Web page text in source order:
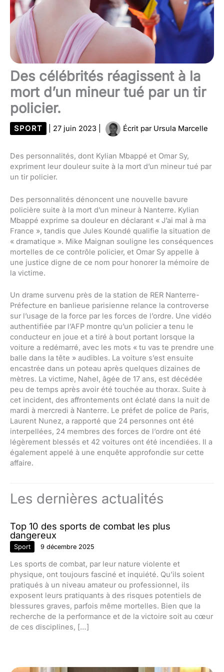
Des célébrités réagissent à la
mort d’un mineur tué par un tir
policier.
SPORT 27 juin 2023 Écrit par Ursula Marcelle
Des personnalités, dont Kylian Mbappé et Omar Sy,
expriment leur douleur suite à la mort d’un mineur tué par
un tir policier.
Des personnalités dénoncent une nouvelle bavure
policière suite à la mort d’un mineur à Nanterre. Kylian
Mbappé exprime sa douleur en déclarant « J’ai mal à ma
France », tandis que Jules Koundé qualifie la situation de
« dramatique ». Mike Maignan souligne les conséquences
mortelles de ce contrôle policier, et Omar Sy appelle à
une justice digne de ce nom pour honorer la mémoire de
la victime.
Un drame survenu près de la station de RER Nanterre-
Préfecture en banlieue parisienne relance la controverse
sur l’usage de la force par les forces de l’ordre. Une vidéo
authentifiée par l’AFP montre qu’un policier a tenu le
conducteur en joue et a tiré à bout portant lorsque la
voiture a redémarré, avec les mots « tu vas te prendre une
balle dans la tête » audibles. La voiture s’est ensuite
encastrée dans un poteau après quelques dizaines de
mètres. La victime, Nahel, âgée de 17 ans, est décédée
peu de temps après avoir été touchée au thorax. Suite à
cet incident, des affrontements ont éclaté dans la nuit de
mardi à mercredi à Nanterre. Le préfet de police de Paris,
Laurent Nunez, a rapporté que 24 personnes ont été
interpellées, 24 membres des forces de l’ordre ont été
légèrement blessés et 42 voitures ont été incendiées. Il a
également appelé à une enquête approfondie sur cette
affaire.
Les dernières actualités
Top 10 des sports de combat les plus
dangereux
Sport 9 décembre 2025
Les sports de combat, par leur nature violente et
physique, ont toujours fasciné et inquiété. Qu’ils soient
pratiqués à un niveau amateur ou professionnel, ils
exposent leurs pratiquants à des risques potentiels de
blessures graves, parfois même mortelles. Bien que la
recherche de la performance et de la victoire soit au cœur
de ces disciplines, […]